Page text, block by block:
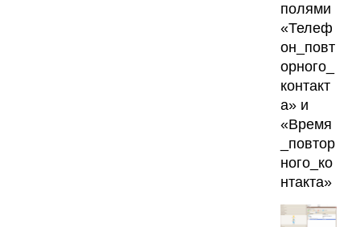
полями
«Телеф
он_повт
орного_
контакт
а» и
«Время
_повтор
ного_ко
нтакта»